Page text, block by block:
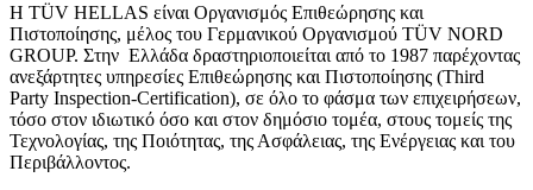
Η TÜV HELLAS είναι Οργανισμός Επιθεώρησης και
Πιστοποίησης, μέλος του Γερμανικού Οργανισμού TÜV NORD
GROUP. Στην Ελλάδα δραστηριοποιείται από το 1987 παρέχοντας
ανεξάρτητες υπηρεσίες Επιθεώρησης και Πιστοποίησης (Third
Party Inspection-Certification), σε όλο το φάσμα των επιχειρήσεων,
τόσο στον ιδιωτικό όσο και στον δημόσιο τομέα, στους τομείς της
Τεχνολογίας, της Ποιότητας, της Ασφάλειας, της Ενέργειας και του
Περιβάλλοντος.